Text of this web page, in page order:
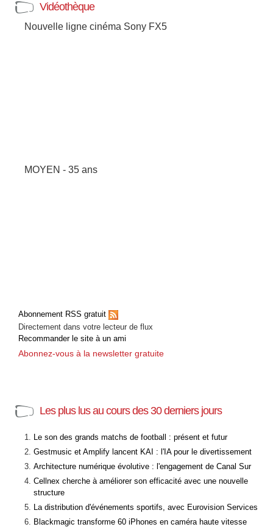
Vidéothèque
Nouvelle ligne cinéma Sony FX5
MOYEN - 35 ans
Abonnement RSS gratuit
Directement dans votre lecteur de flux
Recommander le site à un ami
Abonnez-vous à la newsletter gratuite
Les plus lus au cours des 30 derniers jours
Le son des grands matchs de football : présent et futur
Gestmusic et Amplify lancent KAI : l'IA pour le divertissement
Architecture numérique évolutive : l'engagement de Canal Sur
Cellnex cherche à améliorer son efficacité avec une nouvelle
structure
La distribution d'événements sportifs, avec Eurovision Services
Blackmagic transforme 60 iPhones en caméra haute vitesse